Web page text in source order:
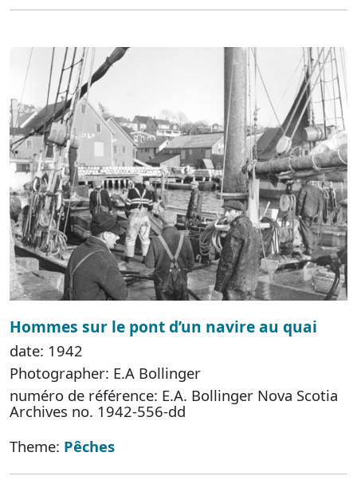
Hommes sur le pont d’un navire au quai
date: 1942
Photographer: E.A Bollinger
numéro de référence: E.A. Bollinger Nova Scotia
Archives no. 1942-556-dd
Theme: Pêches